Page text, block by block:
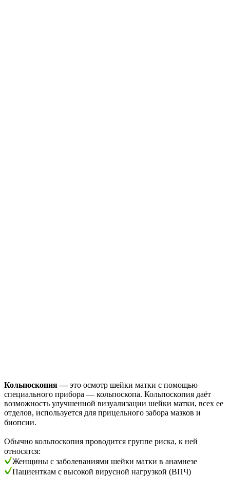
Кольпоскопия —это осмотр шейки матки с помощью
специального прибора — кольпоскопа. Кольпоскопия даёт
возможность улучшенной визуализации шейки матки, всех ее
отделов, используется для прицельного забора мазков и
биопсии.⠀
Обычно кольпоскопия проводится группе риска, к ней
относятся:⠀
Женщины с заболеваниями шейки матки в анамнезе
Пациенткам с высокой вирусной нагрузкой (ВПЧ)